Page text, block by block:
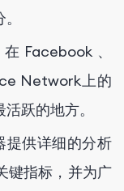
Facebook、
Network上的
跃的地方。
提供详细的分析
键指标，并为广